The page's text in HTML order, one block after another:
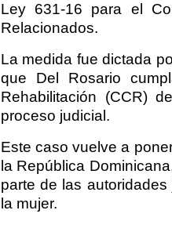
Ley 631-16 para el
Relacionados.
La medida fue dictada
que Del Rosario
Rehabilitación (CCR)
proceso judicial.
Este caso vuelve a
la República
parte de las
la mujer.